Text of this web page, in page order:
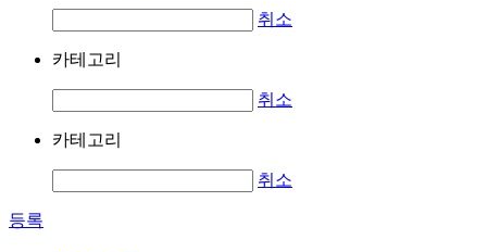
취소
카테고리
취소
카테고리
취소
등록